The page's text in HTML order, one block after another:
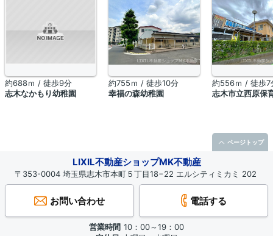
約688ｍ / 徒歩9分
志木なかもり幼稚園
約755ｍ / 徒歩10分
幸福の森幼稚園
約556ｍ / 徒歩7
志木市立西原保
LIXIL不動産ショップMK不動産
〒353-0004 埼玉県志木市本町５丁目18−22 エルシティミカミ 202
お問い合わせ 電話する
営業時間 10：00～19：00
ページトップ